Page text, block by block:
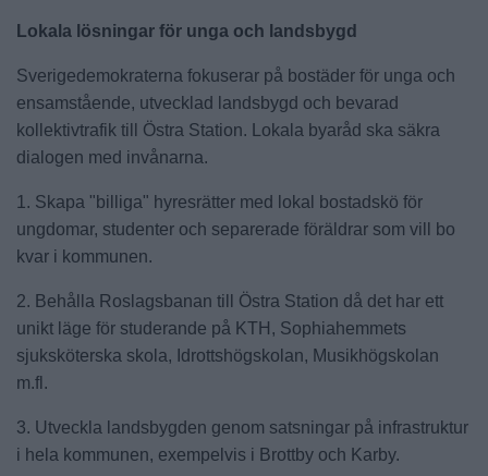
Lokala lösningar för unga och landsbygd
Sverigedemokraterna fokuserar på bostäder för unga och
ensamstående, utvecklad landsbygd och bevarad
kollektivtrafik till Östra Station. Lokala byaråd ska säkra
dialogen med invånarna.
1. Skapa "billiga" hyresrätter med lokal bostadskö för
ungdomar, studenter och separerade föräldrar som vill bo
kvar i kommunen.
2. Behålla Roslagsbanan till Östra Station då det har ett
unikt läge för studerande på KTH, Sophiahemmets
sjuksköterska skola, Idrottshögskolan, Musikhögskolan
m.fl.
3. Utveckla landsbygden genom satsningar på infrastruktur
i hela kommunen, exempelvis i Brottby och Karby.